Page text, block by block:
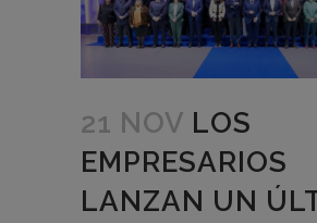
21 NOV LOS
EMPRESARIOS
LANZAN UN